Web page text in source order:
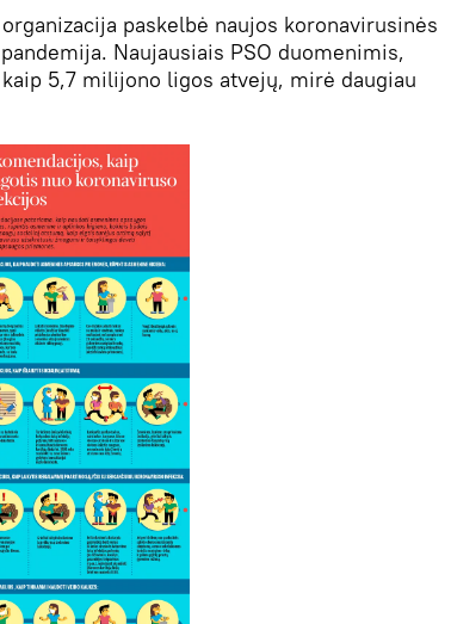
paskelbė naujos koronavirusinės
Naujausiais PSO duomenimis,
5,7 milijono ligos atvejų, mirė daugiau